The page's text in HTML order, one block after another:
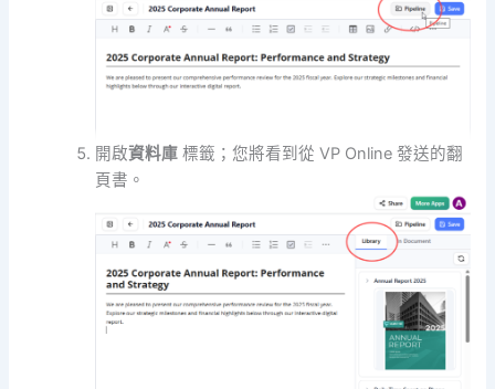
開啟資料庫 標籤；您將看到從 VP Online 發送的翻
頁書。